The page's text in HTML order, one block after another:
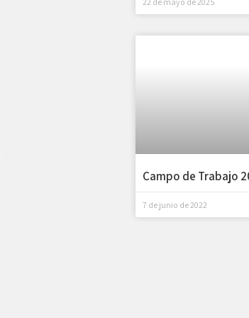
Campo de Trabajo
7 de junio de 2022